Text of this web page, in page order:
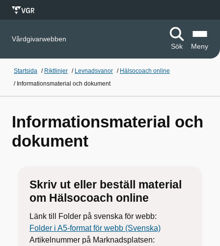
Vårdgivarwebben
Sök
Meny
Startsida / Riktlinjer / Levnadsvanor / Hälsocoach online
/ Informationsmaterial och dokument
Informationsmaterial och
dokument
Skriv ut eller beställ material
om Hälsocoach online
Länk till Folder på svenska för webb:
Folder i A5-format för webb (Svenska)
Artikelnummer på Marknadsplatsen: